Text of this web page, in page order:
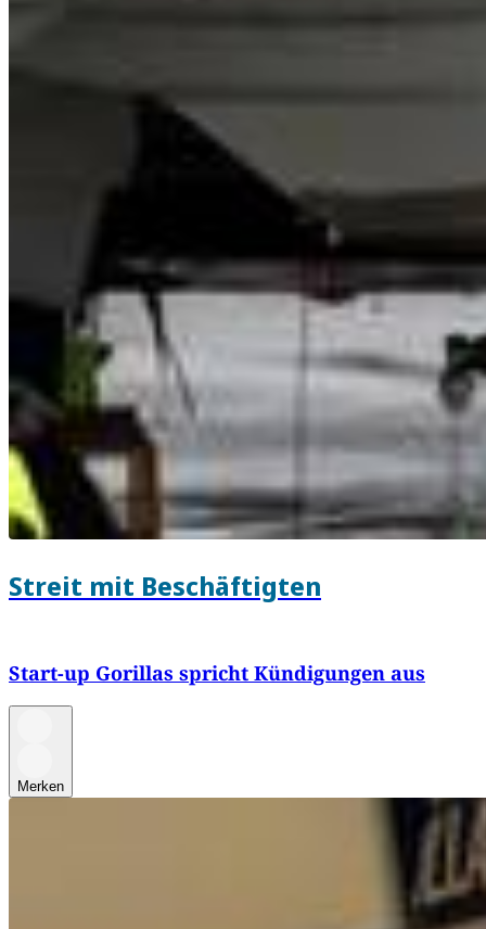
Streit mit Beschäftigten
Start-up Gorillas spricht Kündigungen aus
Merken